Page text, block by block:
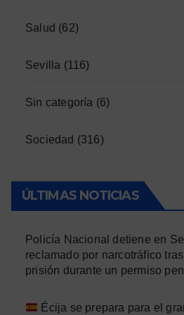
Salud (62)
Sevilla (116)
Sin categoría (6)
Sociedad (316)
ÚLTIMAS NOTICIAS
Policía Nacional detiene en
reclamado por narcotráfico
prisión durante un permiso
Écija se prepara para el